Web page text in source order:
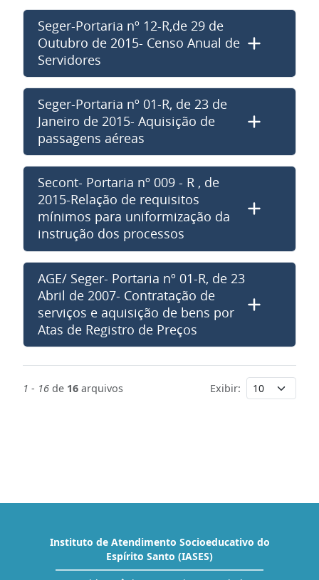
Seger-Portaria nº 12-R,de 29 de
Outubro de 2015- Censo Anual de
Servidores
Seger-Portaria nº 01-R, de 23 de
Janeiro de 2015- Aquisição de
passagens aéreas
Secont- Portaria nº 009 - R , de
2015-Relação de requisitos
mínimos para uniformização da
instrução dos processos
AGE/ Seger- Portaria nº 01-R, de 23
Abril de 2007- Contratação de
serviços e aquisição de bens por
Atas de Registro de Preços
1 - 16 de 16 arquivos Exibir:
Instituto de Atendimento Socioeducativo do
Espírito Santo (IASES)